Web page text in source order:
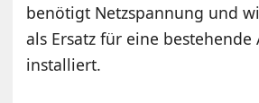
benötigt Netzspannung und
als Ersatz für eine bestehende
installiert.